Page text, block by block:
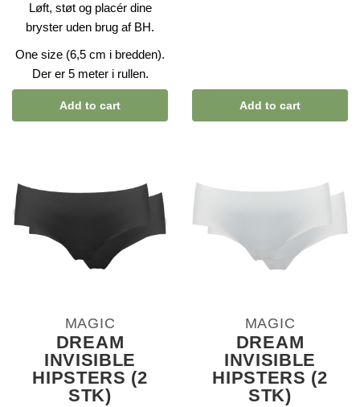
Løft, støt og placér dine
bryster uden brug af BH.
One size (6,5 cm i bredden).
Der er 5 meter i rullen.
Add to cart Add to cart
MAGIC
DREAM
INVISIBLE
HIPSTERS (2
STK)
MAGIC
DREAM
INVISIBLE
HIPSTERS (2
STK)